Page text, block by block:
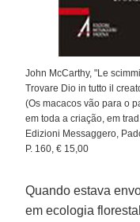
John McCarthy, "Le
Trovare Dio in tutto il
(Os macacos vão para o
em toda a criação, em
Edizioni Messaggero,
P. 160, € 15,00
Quando estava
em ecologia